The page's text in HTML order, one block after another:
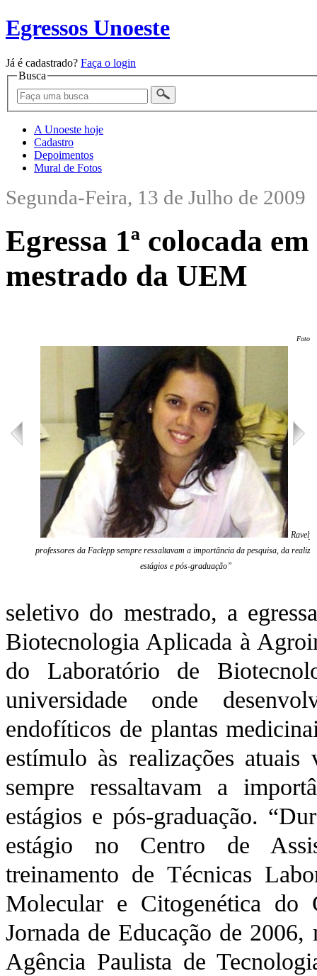
Egressos Unoeste
Já é cadastrado? Faça o login
Busca
A Unoeste hoje
Cadastro
Depoimentos
Mural de Fotos
Segunda-Feira, 13 de Julho de 2009
Egressa 1ª colocada
mestrado da UEM
Foto:
professores da Faclepp sempre ressaltavam a importância da pesquisa, da
estágios e pós-graduação”
seletivo do mestrado, a
Biotecnologia Aplicada à
do Laboratório de
universidade onde
endofíticos de plantas
estímulo às realizações
sempre ressaltavam a
estágios e pós-graduação.
estágio no Centro de
treinamento de Técnicas
Molecular e Citogenética
Jornada de Educação de
Agência Paulista de